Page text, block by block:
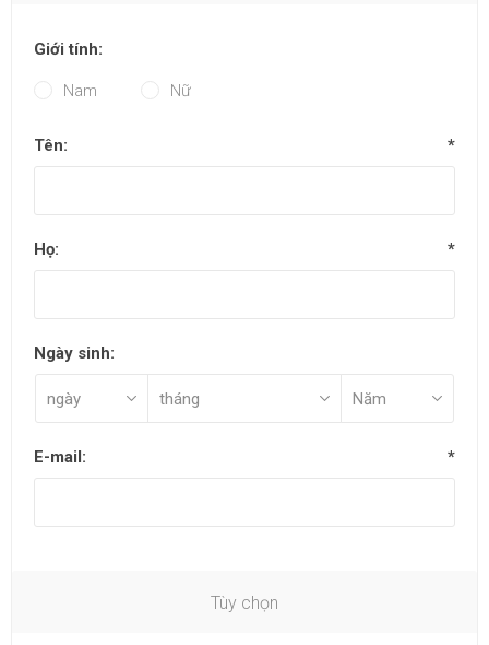
Giới tính:
Nam Nữ
Tên: *
Họ: *
Ngày sinh:
E-mail: *
Tùy chọn